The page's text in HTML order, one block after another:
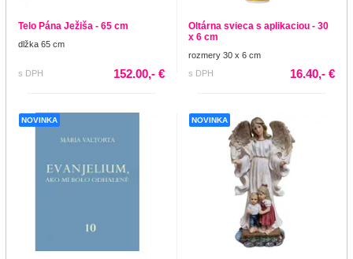
Telo Pána Ježiša - 65 cm
dlžka 65 cm
s DPH 152.00,- €
Oltárna svieca s aplikaciou - 30
x 6 cm
rozmery 30 x 6 cm
s DPH
16.40,- €
NOVINKA NOVINKA